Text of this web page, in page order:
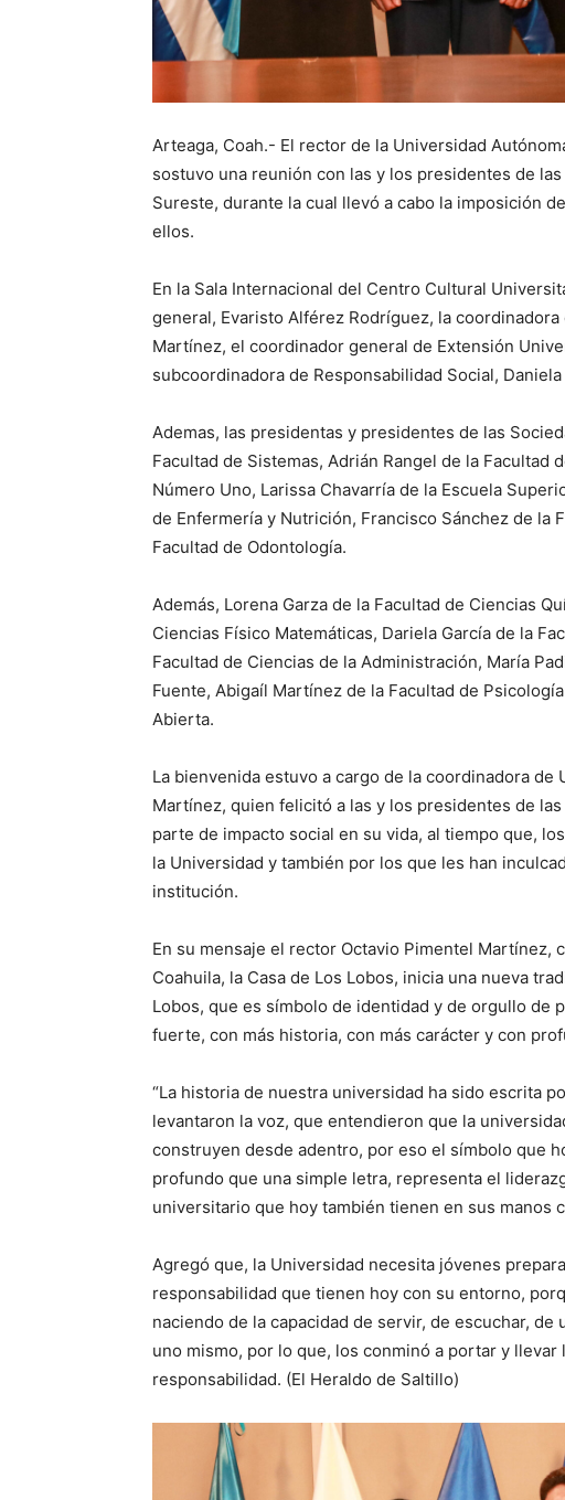
Arteaga, Coah.- El rector de la Universidad
sostuvo una reunión con las y los presidentes de
Sureste, durante la cual llevó a cabo la imposición
ellos.
En la Sala Internacional del Centro Cultural
general, Evaristo Alférez Rodríguez, la
Martínez, el coordinador general de Extensión
subcoordinadora de Responsabilidad Social,
Ademas, las presidentas y presidentes de las
Facultad de Sistemas, Adrián Rangel de la Facultad
Número Uno, Larissa Chavarría de la Escuela
de Enfermería y Nutrición, Francisco Sánchez de la
Facultad de Odontología.
Además, Lorena Garza de la Facultad de Ciencias
Ciencias Físico Matemáticas, Dariela García de la
Facultad de Ciencias de la Administración, María
Fuente, Abigaíl Martínez de la Facultad de
Abierta.
La bienvenida estuvo a cargo de la coordinadora de
Martínez, quien felicitó a las y los presidentes de
parte de impacto social en su vida, al tiempo que,
la Universidad y también por los que les han
institución.
En su mensaje el rector Octavio Pimentel Martínez,
Coahuila, la Casa de Los Lobos, inicia una nueva
Lobos, que es símbolo de identidad y de orgullo de
fuerte, con más historia, con más carácter y con
“La historia de nuestra universidad ha sido escrita
levantaron la voz, que entendieron que la
construyen desde adentro, por eso el símbolo que
profundo que una simple letra, representa el
universitario que hoy también tienen en sus manos
Agregó que, la Universidad necesita jóvenes
responsabilidad que tienen hoy con su entorno,
naciendo de la capacidad de servir, de escuchar,
uno mismo, por lo que, los conminó a portar y llevar
responsabilidad. (El Heraldo de Saltillo)